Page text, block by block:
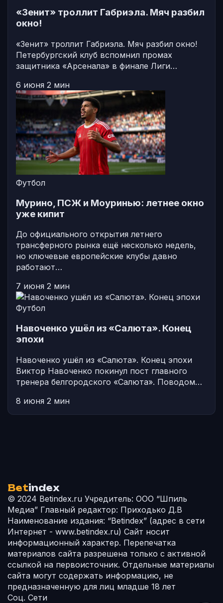
«Зенит» троллит Габриэла. Мяч разбил
окно!
«Зенит» троллит Габриэла. Мяч разбил окно!
Петербургский клуб вспомнил промах
защитника «Арсенала» в финале Лиги…
6 июня 2 мин
Футбол
Мурино, ПСЖ и Моуринью: летнее окно
уже кипит
До официального открытия летнего
трансферного рынка ещё несколько недель,
но ключевые европейские клубы давно
работают…
7 июня 2 мин
Футбол
Навоченко ушёл из «Салюта». Конец
эпохи
Навоченко ушёл из «Салюта». Конец эпохи
Виктор Навоченко покинул пост главного
тренера белгородского «Салюта». Поводом…
8 июня 2 мин
Betindex
© 2024 Betindex.ru Учредитель: ООО “Шпиль
Медиа” Главный редактор: Приходько Д.В
Наименование издания: “Betindex” (адрес в сети
Интернет - www.betindex.ru) Сайт носит
информационный характер. Перепечатка
материалов сайта разрешена только с активной
ссылкой на первоисточник. Отдельные материалы
сайта могут содержать информацию, не
предназначенную для лиц младше 18 лет
Соц. Сети